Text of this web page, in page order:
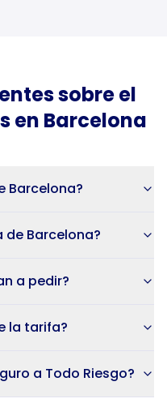
sobre el
en Barcelona
Barcelona?
de Barcelona?
a pedir?
la tarifa?
a Todo Riesgo?